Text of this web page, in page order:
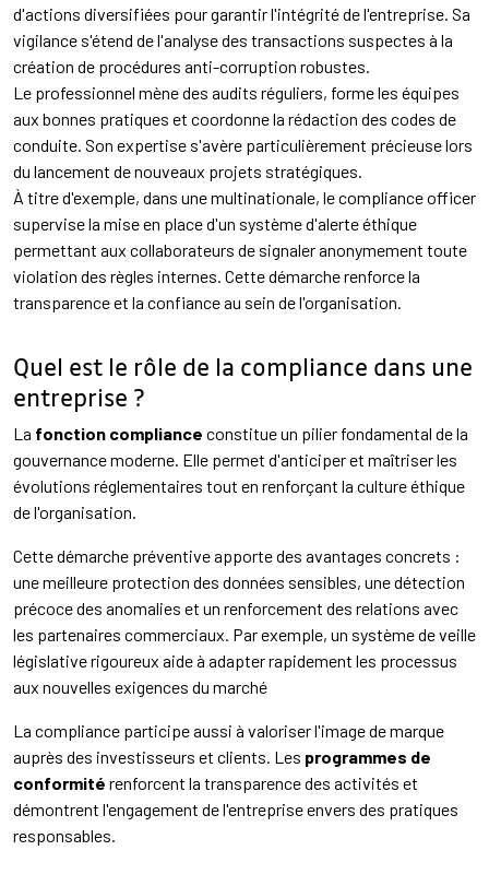
d'actions diversifiées pour garantir l'intégrité de l'entreprise. Sa
vigilance s'étend de l'analyse des transactions suspectes à la
création de procédures anti-corruption robustes.
Le professionnel mène des audits réguliers, forme les équipes
aux bonnes pratiques et coordonne la rédaction des codes de
conduite. Son expertise s'avère particulièrement précieuse lors
du lancement de nouveaux projets stratégiques.
À titre d'exemple, dans une multinationale, le compliance officer
supervise la mise en place d'un système d'alerte éthique
permettant aux collaborateurs de signaler anonymement toute
violation des règles internes. Cette démarche renforce la
transparence et la confiance au sein de l'organisation.
Quel est le rôle de la compliance dans une
entreprise ?
La fonction compliance constitue un pilier fondamental de la
gouvernance moderne. Elle permet d'anticiper et maîtriser les
évolutions réglementaires tout en renforçant la culture éthique
de l'organisation.
Cette démarche préventive apporte des avantages concrets :
une meilleure protection des données sensibles, une détection
précoce des anomalies et un renforcement des relations avec
les partenaires commerciaux. Par exemple, un système de veille
législative rigoureux aide à adapter rapidement les processus
aux nouvelles exigences du marché
La compliance participe aussi à valoriser l'image de marque
auprès des investisseurs et clients. Les programmes de
conformité renforcent la transparence des activités et
démontrent l'engagement de l'entreprise envers des pratiques
responsables.